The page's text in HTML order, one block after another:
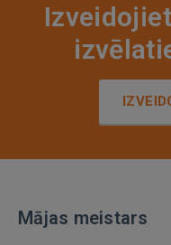
Mājas meistars